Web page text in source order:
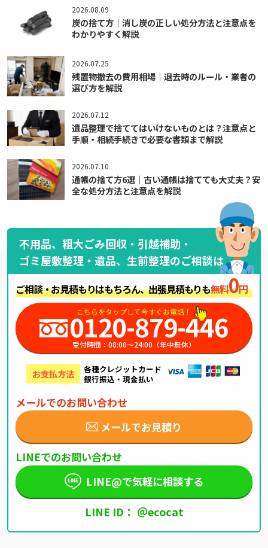
2026.08.09
炭の捨て方｜消し炭の正しい処分方法と注意点を
わかりやすく解説
2026.07.25
残置物撤去の費用相場｜退去時のルール・業者の
選び方を解説
2026.07.12
遺品整理で捨ててはいけないものとは？注意点と
手順・相続手続きで必要な書類まで解説
2026.07.10
通帳の捨て方6選｜古い通帳は捨てても大丈夫？安
全な処分方法と注意点を解説
不用品、粗大ごみ回収・引越補助・
ゴミ屋敷整理・遺品、生前整理のご相談は
ご相談・お見積もりはもちろん、出張見積もりも無料0円
こちらをタップして今すぐお電話！
0120-879-446
受付時間：08:00～24:00（年中無休）
お支払方法
各種クレジットカード
銀行振込・現金払い
メールでのお問い合わせ
メールでお見積り
LINEでのお問い合わせ
LINE@で気軽に相談する
LINE ID： ＠ecocat